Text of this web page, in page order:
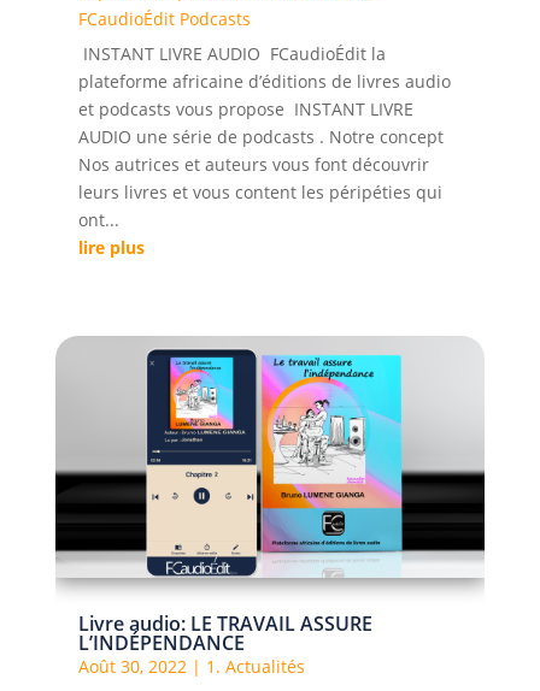
FCaudioÉdit Podcasts
INSTANT LIVRE AUDIO FCaudioÉdit la
plateforme africaine d’éditions de livres audio
et podcasts vous propose INSTANT LIVRE
AUDIO une série de podcasts . Notre concept
Nos autrices et auteurs vous font découvrir
leurs livres et vous content les péripéties qui
ont...
lire plus
Livre audio: LE TRAVAIL ASSURE
L’INDÉPENDANCE
Août 30, 2022 | 1. Actualités